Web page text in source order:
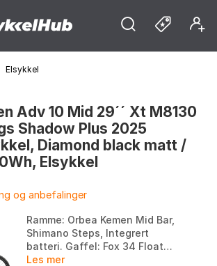
Elsykkel
Adv 10 Mid 29´´ Xt M8130
Shadow Plus 2025
Diamond black matt /
Elsykkel
og anbefalinger
Ramme: Orbea Kemen Mid Bar,
Shimano Steps, Integrert
batteri. Gaffel: Fox 34 Float
Awl 100 Rail Qr15x110. Motor:
Les mer